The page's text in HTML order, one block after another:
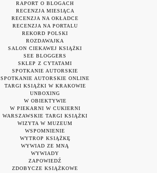
RAPORT O BLOGACH
RECENZJA MIESIĄCA
RECENZJA NA OKŁADCE
RECENZJA NA PORTALU
REKORD POLSKI
ROZDAWAJKA
SALON CIEKAWEJ KSIĄŻKI
SEE BLOGGERS
SKLEP Z CYTATAMI
SPOTKANIE AUTORSKIE
SPOTKANIE AUTORSKIE ONLINE
TARGI KSIĄŻKI W KRAKOWIE
UNBOXING
W OBIEKTYWIE
W PIEKARNI W CUKIERNI
WARSZAWSKIE TARGI KSIĄŻKI
WIZYTA W MUZEUM
WSPOMNIENIE
WYTROP KSIĄŻKĘ
WYWIAD ZE MNĄ
WYWIADY
ZAPOWIEDŹ
ZDOBYCZE KSIĄŻKOWE